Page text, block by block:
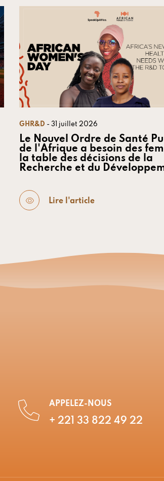
GHR&D - 31 juillet 2026
Le Nouvel Ordre de Santé
de l'Afrique a besoin des
la table des décisions de la
Recherche et du
Lire l'article
APPELEZ-NOUS
+ 221 33 822 49 22